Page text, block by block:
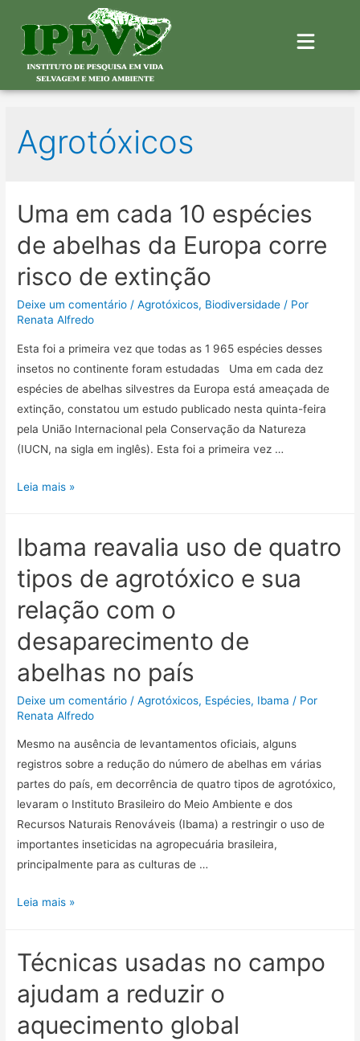
Agrotóxicos
Uma em cada 10 espécies
de abelhas da Europa corre
risco de extinção
Deixe um comentário /Agrotóxicos, Biodiversidade / Por
Renata Alfredo
Esta foi a primeira vez que todas as 1 965 espécies desses
insetos no continente foram estudadas Uma em cada dez
espécies de abelhas silvestres da Europa está ameaçada de
extinção, constatou um estudo publicado nesta quinta-feira
pela União Internacional pela Conservação da Natureza
(IUCN, na sigla em inglês). Esta foi a primeira vez …
Leia mais »
Ibama reavalia uso de quatro
tipos de agrotóxico e sua
relação com o
desaparecimento de
abelhas no país
Deixe um comentário /Agrotóxicos, Espécies, Ibama / Por
Renata Alfredo
Mesmo na ausência de levantamentos oficiais, alguns
registros sobre a redução do número de abelhas em várias
partes do país, em decorrência de quatro tipos de agrotóxico,
levaram o Instituto Brasileiro do Meio Ambiente e dos
Recursos Naturais Renováveis (Ibama) a restringir o uso de
importantes inseticidas na agropecuária brasileira,
principalmente para as culturas de …
Leia mais »
Técnicas usadas no campo
ajudam a reduzir o
aquecimento global